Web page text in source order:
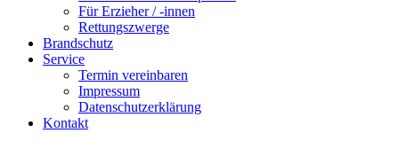
Für Erzieher / -innen
Rettungszwerge
Brandschutz
Service
Termin vereinbaren
Impressum
Datenschutzerklärung
Kontakt